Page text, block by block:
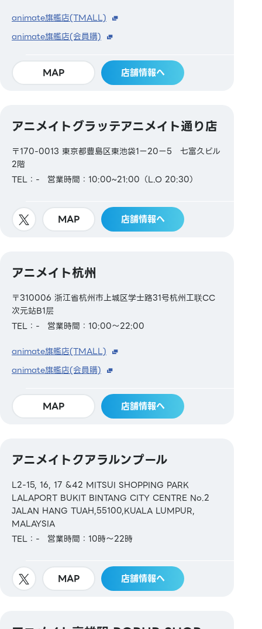
animate旗艦店(TMALL)
animate旗艦店(会員購)
MAP 店舗情報へ
アニメイトグラッテアニメイト通り店
〒170-0013 東京都豊島区東池袋1ー20ー5 七富久ビル
2階
TEL：-
営業時間：10:00~21:00（L.O 20:30）
MAP 店舗情報へ
アニメイト杭州
〒310006 浙江省杭州市上城区学士路31号杭州工联CC
次元站B1层
TEL：-
営業時間：10:00～22:00
animate旗艦店(TMALL)
animate旗艦店(会員購)
MAP 店舗情報へ
アニメイトクアラルンプール
L2-15, 16, 17 &42 MITSUI SHOPPING PARK
LALAPORT BUKIT BINTANG CITY CENTRE No.2
JALAN HANG TUAH,55100,KUALA LUMPUR,
MALAYSIA
TEL：-
営業時間：10時～22時
MAP 店舗情報へ